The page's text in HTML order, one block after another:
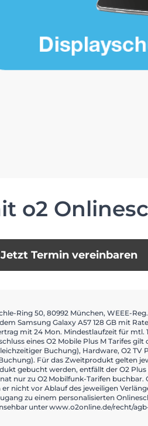
o2
Jetzt Termin vereinbaren
Ring 50, 80992 München, WEEE-
Samsung Galaxy A57 128 GB mit
mit 24 Mon. Mindestlaufzeit für mtl.
eines O2 Mobile Plus M Tarifes
Buchung), Hardware, O2
Für das Zweitprodukt gelten
gebucht werden, entfällt der O2
nur zu O2 Mobilfunk-Tarifen
nicht vor Ablauf des jeweiligen
zu einem personalisierten
unter www.o2online.de/recht/